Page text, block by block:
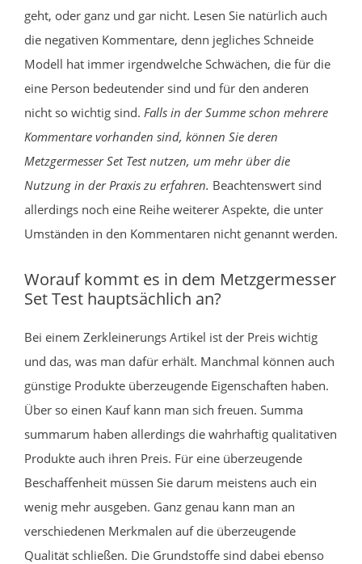
geht, oder ganz und gar nicht. Lesen Sie natürlich auch
die negativen Kommentare, denn jegliches Schneide
Modell hat immer irgendwelche Schwächen, die für die
eine Person bedeutender sind und für den anderen
nicht so wichtig sind. Falls in der Summe schon mehrere
Kommentare vorhanden sind, können Sie deren
Metzgermesser Set Test nutzen, um mehr über die
Nutzung in der Praxis zu erfahren. Beachtenswert sind
allerdings noch eine Reihe weiterer Aspekte, die unter
Umständen in den Kommentaren nicht genannt werden.
Worauf kommt es in dem Metzgermesser
Set Test hauptsächlich an?
Bei einem Zerkleinerungs Artikel ist der Preis wichtig
und das, was man dafür erhält. Manchmal können auch
günstige Produkte überzeugende Eigenschaften haben.
Über so einen Kauf kann man sich freuen. Summa
summarum haben allerdings die wahrhaftig qualitativen
Produkte auch ihren Preis. Für eine überzeugende
Beschaffenheit müssen Sie darum meistens auch ein
wenig mehr ausgeben. Ganz genau kann man an
verschiedenen Merkmalen auf die überzeugende
Qualität schließen. Die Grundstoffe sind dabei ebenso